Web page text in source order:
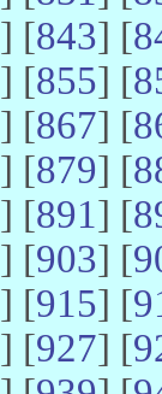
] [843] [
] [855] [
] [867] [
] [879] [
] [891] [
] [903] [
] [915] [
] [927] [